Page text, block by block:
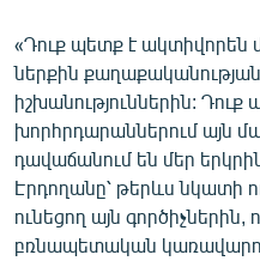
«Դուք պետք է ակտիվորեն
ներքին
իշխանություններին: Դուք
խորհրդարաններում այն
դավաճանում են մեր
Էրդողանը՝ թերևս նկատի
ունեցող այն
բռնապետական